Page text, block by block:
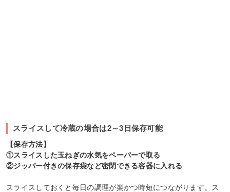
スライスして冷蔵の場合は2～3日保存可能
【保存方法】
①スライスした玉ねぎの水気をペーパーで取る
②ジッパー付きの保存袋など密閉できる容器に入れる
スライスしておくと毎日の調理が楽かつ時短につながります。ス